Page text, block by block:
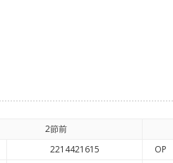
2節前
2214421615 OP